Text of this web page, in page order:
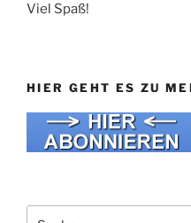
Viel Spaß!
HIER GEHT ES ZU